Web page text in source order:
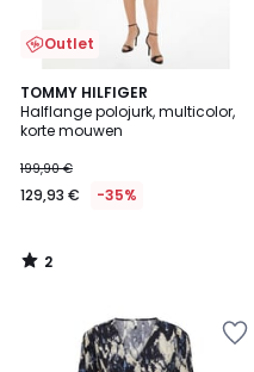
Outlet
TOMMY HILFIGER
Halflange polojurk, multicolor,
korte mouwen
199,90 €
129,93 € -35%
2
/
5
2
/